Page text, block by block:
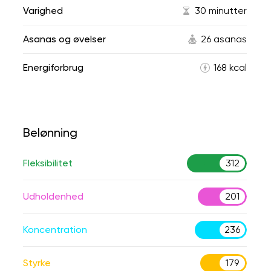
Varighed 30 minutter
Asanas og øvelser 26 asanas
Energiforbrug 168 kcal
Belønning
Fleksibilitet 312
Udholdenhed 201
Koncentration 236
Styrke 179